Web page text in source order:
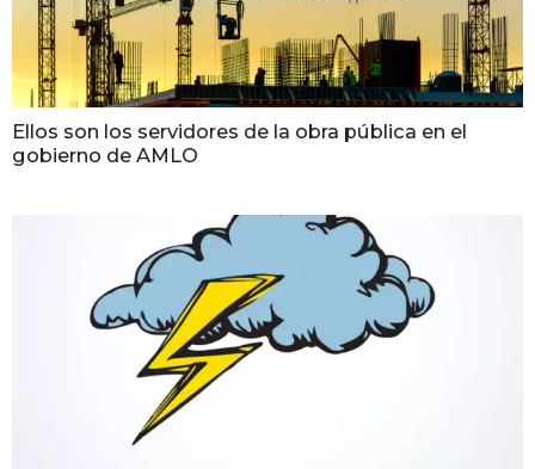
Ellos son los servidores de la obra pública en el
gobierno de AMLO